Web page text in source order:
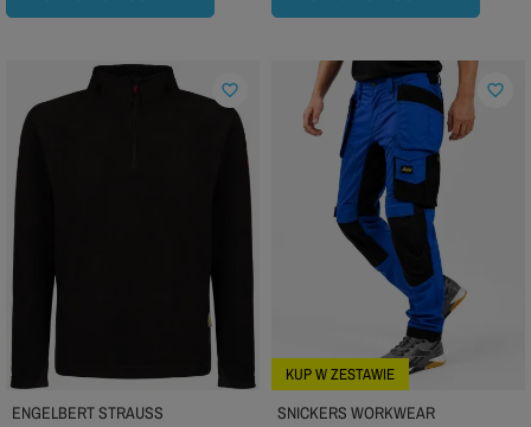
ENGELBERT STRAUSS
favorite_border
KUP W ZESTAWIE
SNICKERS WORKWEAR
favorite_border